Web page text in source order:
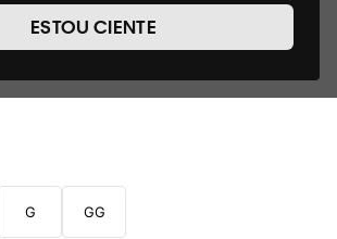
quais cookies usaremos e quais
como processamos os dados
Quando você visita nosso site,
como sua solicitação específica para
de comprar um item em nossa
link.
ESTOU CIENTE
G GG